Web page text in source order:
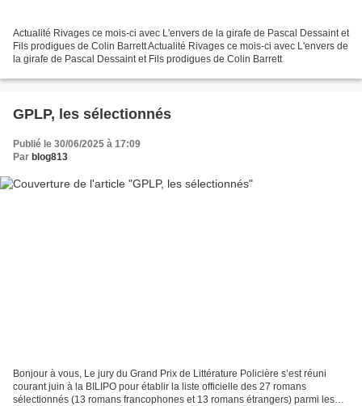
Actualité Rivages ce mois-ci avec L'envers de la girafe de Pascal Dessaint et
Fils prodigues de Colin Barrett Actualité Rivages ce mois-ci avec L'envers de
la girafe de Pascal Dessaint et Fils prodigues de Colin Barrett
GPLP, les sélectionnés
Publié le 30/06/2025 à 17:09
Par blog813
Bonjour à vous, Le jury du Grand Prix de Littérature Policière s’est réuni
courant juin à la BILIPO pour établir la liste officielle des 27 romans
sélectionnés (13 romans francophones et 13 romans étrangers) parmi les